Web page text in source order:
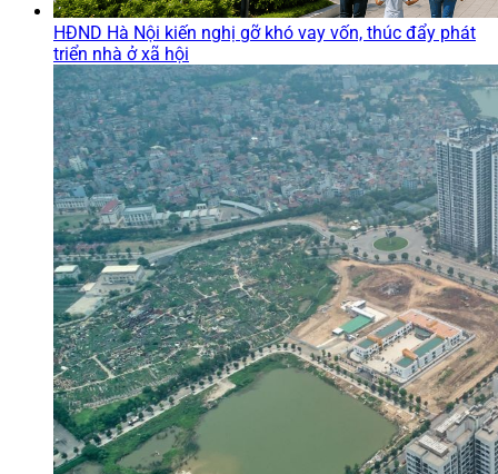
HĐND Hà Nội kiến nghị gỡ khó vay vốn, thúc đẩy phát
triển nhà ở xã hội